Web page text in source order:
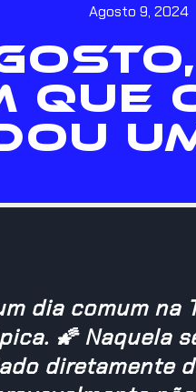
Agosto 9, 2024
QUE
dia comum na
🌠 Naquela
diretamente